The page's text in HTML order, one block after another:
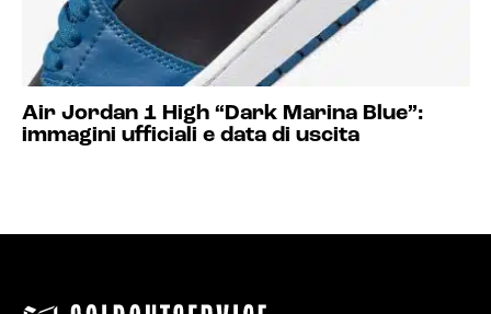
Air Jordan 1 High “Dark Marina Blue”:
immagini ufficiali e data di uscita